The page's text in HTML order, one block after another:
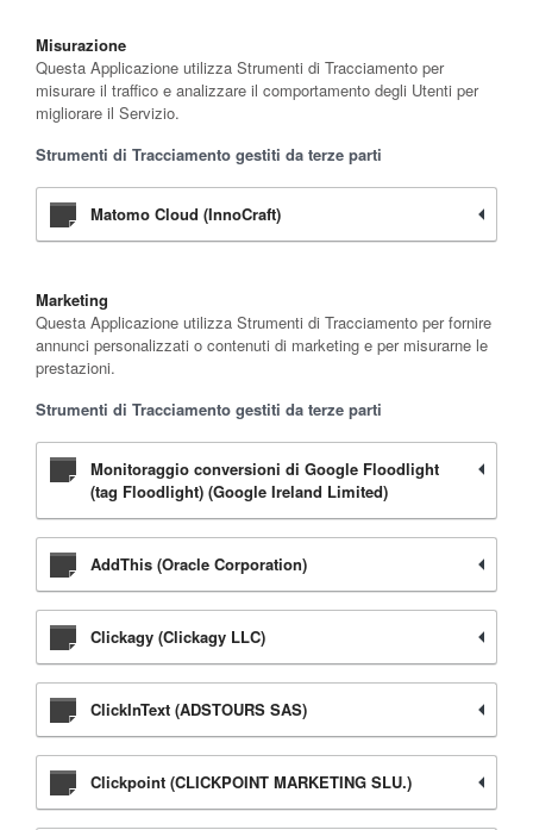
Misurazione
Questa Applicazione utilizza Strumenti di Tracciamento per
misurare il traffico e analizzare il comportamento degli Utenti per
migliorare il Servizio.
Strumenti di Tracciamento gestiti da terze parti
Matomo Cloud (InnoCraft)
Marketing
Questa Applicazione utilizza Strumenti di Tracciamento per fornire
annunci personalizzati o contenuti di marketing e per misurarne le
prestazioni.
Strumenti di Tracciamento gestiti da terze parti
Monitoraggio conversioni di Google Floodlight
(tag Floodlight) (Google Ireland Limited)
AddThis (Oracle Corporation)
Clickagy (Clickagy LLC)
ClickInText (ADSTOURS SAS)
Clickpoint (CLICKPOINT MARKETING SLU.)